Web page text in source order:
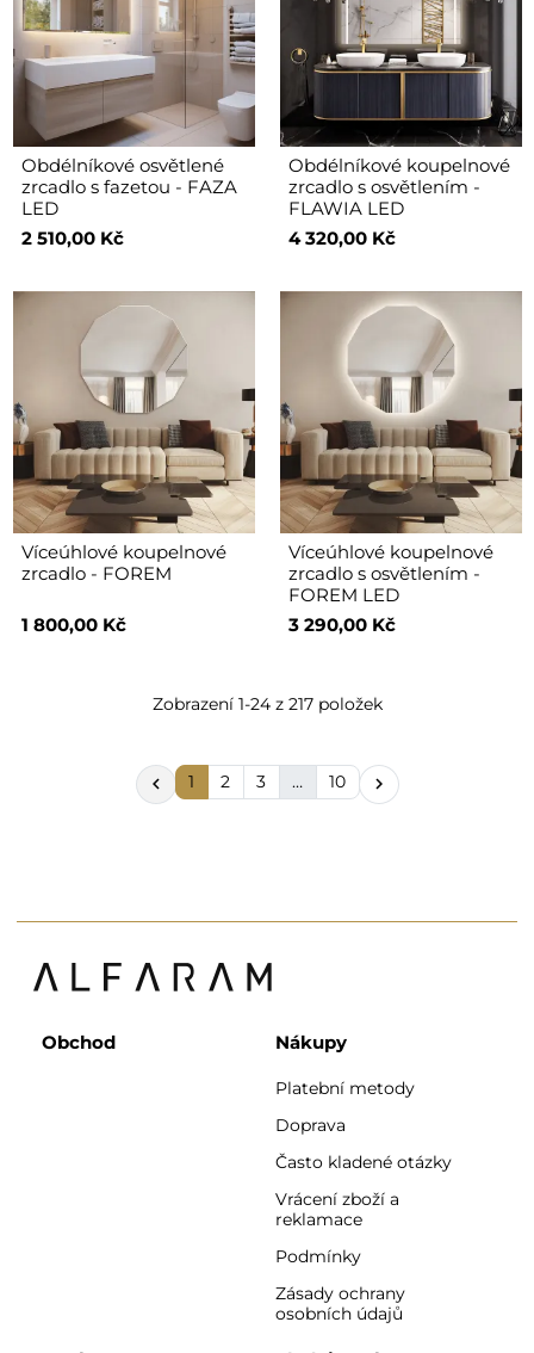
Obdélníkové osvětlené
zrcadlo s fazetou - FAZA
LED
2 510,00 Kč
Obdélníkové koupelnové
zrcadlo s osvětlením -
FLAWIA LED
4 320,00 Kč
Víceúhlové koupelnové
zrcadlo - FOREM
1 800,00 Kč
Víceúhlové koupelnové
zrcadlo s osvětlením -
FOREM LED
3 290,00 Kč
Zobrazení 1-24 z 217 položek
 1 2 3 … 10 
Obchod Nákupy
Platební metody
Doprava
Často kladené otázky
Vrácení zboží a
reklamace
Podmínky
Zásady ochrany
osobních údajů